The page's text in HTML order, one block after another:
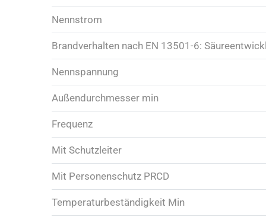
Nennstrom
Brandverhalten nach EN 13501-6:
Nennspannung
Außendurchmesser min
Frequenz
Mit Schutzleiter
Mit Personenschutz PRCD
Temperaturbeständigkeit Min